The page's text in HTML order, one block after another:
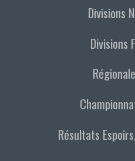
Divisions
Divisions
Résultats